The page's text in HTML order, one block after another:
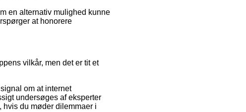
en alternativ mulighed kunne
at honorere
vilkår, men det er tit et
om at internet
undersøges af eksperter
du møder dilemmaer i